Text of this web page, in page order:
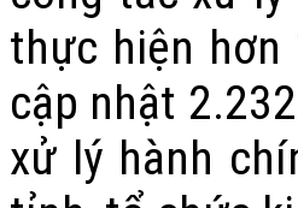
thực hiện hơn
cập nhật
xử lý hành